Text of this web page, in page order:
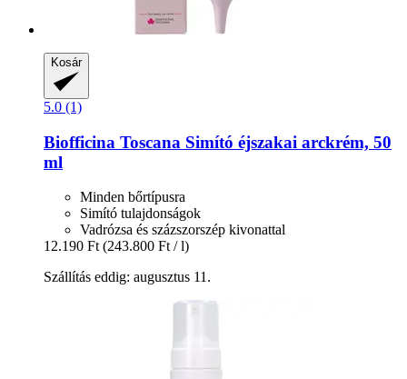
Kosár
5.0 (1)
Biofficina Toscana Simító éjszakai arckrém, 50
ml
Minden bőrtípusra
Simító tulajdonságok
Vadrózsa és százszorszép kivonattal
12.190 Ft (243.800 Ft / l)
Szállítás eddig: augusztus 11.